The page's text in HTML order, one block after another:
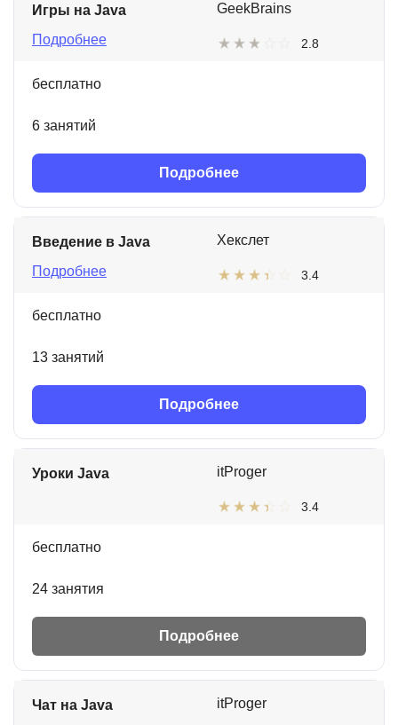
Игры на Java
Подробнее
GeekBrains
2.8
бесплатно
6 занятий
Подробнее
Введение в Java
Подробнее
Хекслет
3.4
бесплатно
13 занятий
Подробнее
Уроки Java itProger
3.4
бесплатно
24 занятия
Подробнее
Чат на Java itProger